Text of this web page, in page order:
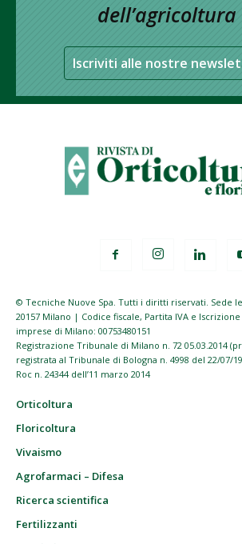
dell’agricoltura
Iscriviti alle nostre
© Tecniche Nuove Spa. Tutti i diritti riservati. Sede
20157 Milano | Codice fiscale, Partita IVA e
imprese di Milano: 00753480151
Registrazione Tribunale di Milano n. 72 05.03.2014
registrata al Tribunale di Bologna n. 4998 del 22/07/
Roc n. 24344 dell’11 marzo 2014
Orticoltura
Floricoltura
Vivaismo
Agrofarmaci – Difesa
Ricerca scientifica
Fertilizzanti